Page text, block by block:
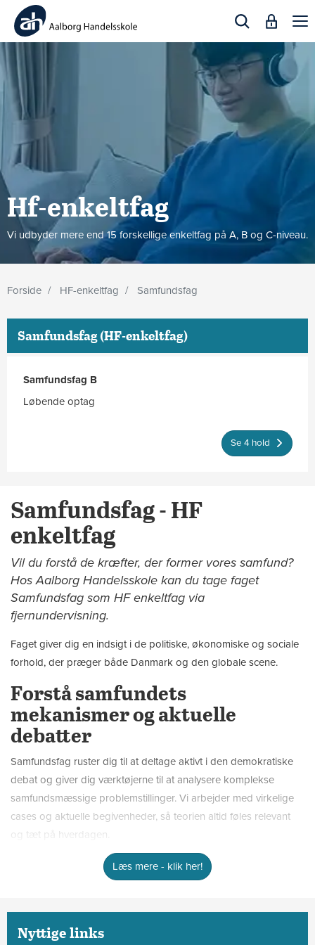
Hf-enkeltfag
Vi udbyder mere end 15 forskellige enkeltfag på A, B og C-niveau.
Forside HF-enkeltfag Samfundsfag
Samfundsfag (HF-enkeltfag)
Samfundsfag B
Se 4 hold
Løbende optag
Samfundsfag - HF
enkeltfag
Vil du forstå de kræfter, der former vores samfund?
Hos Aalborg Handelsskole kan du tage faget
Samfundsfag som HF enkeltfag via
fjernundervisning.
Faget giver dig en indsigt i de politiske, økonomiske og sociale
forhold, der præger både Danmark og den globale scene.
Forstå samfundets
mekanismer og aktuelle
debatter
Samfundsfag ruster dig til at deltage aktivt i den demokratiske
debat og giver dig værktøjerne til at analysere komplekse
samfundsmæssige problemstillinger. Vi arbejder med virkelige
cases og aktuelle begivenheder, så teorien altid føles relevant
og tæt på hverdagen.
I samfundsfag arbejder du med:
til EU.
Læs mere - klik her!
Nyttige links